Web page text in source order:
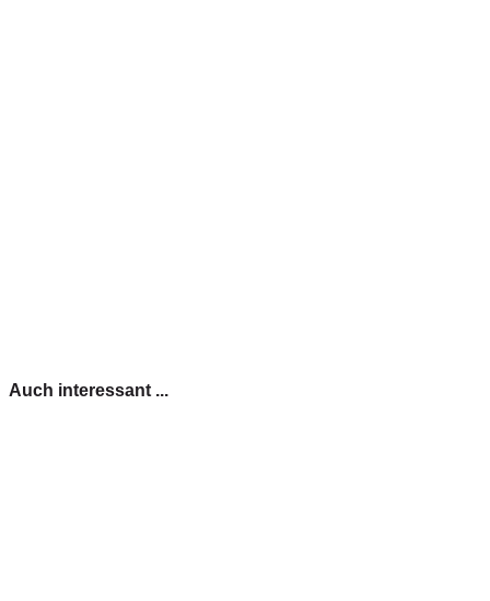
Auch interessant ...